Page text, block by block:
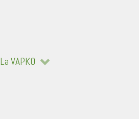
La VAPKO